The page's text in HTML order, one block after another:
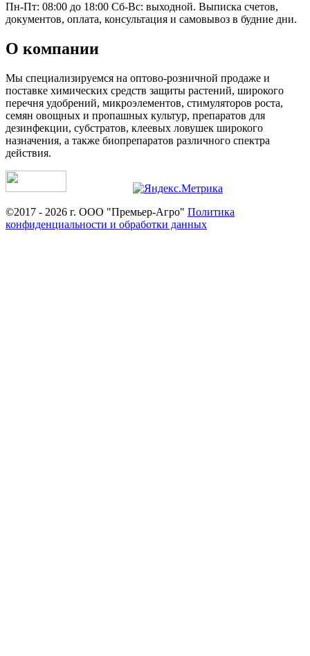
Пн-Пт: 08:00 до 18:00 Сб-Вс: выходной. Выписка счетов,
документов, оплата, консультация и самовывоз в будние дни.
О компании
Мы специализируемся на оптово-розничной продаже и
поставке химических средств защиты растений, широкого
перечня удобрений, микроэлементов, стимуляторов роста,
семян овощных и пропашных культур, препаратов для
дезинфекции, субстратов, клеевых ловушек широкого
назначения, а также биопрепаратов различного спектра
действия.
©2017 - 2026 г. ООО "Премьер-Агро" Политика
конфиденциальности и обработки данных